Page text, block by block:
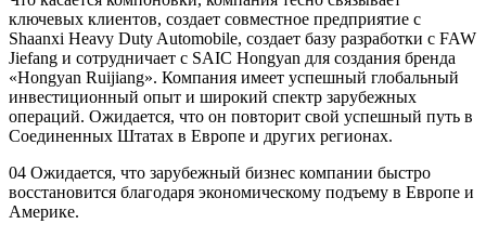
ключевых клиентов, создает совместное предприятие с
Shaanxi Heavy Duty Automobile, создает базу разработки с FAW
Jiefang и сотрудничает с SAIC Hongyan для создания бренда
«Hongyan Ruijiang». Компания имеет успешный глобальный
инвестиционный опыт и широкий спектр зарубежных
операций. Ожидается, что он повторит свой успешный путь в
Соединенных Штатах в Европе и других регионах.
04 Ожидается, что зарубежный бизнес компании быстро
восстановится благодаря экономическому подъему в Европе и
Америке.